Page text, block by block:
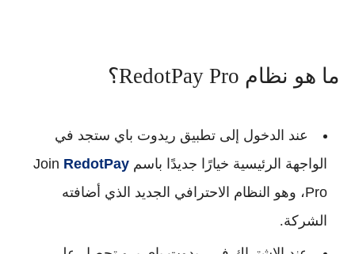
ما هو نظام RedotPay Pro؟
عند الدخول إلى تطبيق ريدوت باي ستجد في
الواجهة الرئيسية خيارًا جديدًا باسم
Join RedotPay
Pro، وهو النظام الاحترافي الجديد الذي أضافته
الشركة.